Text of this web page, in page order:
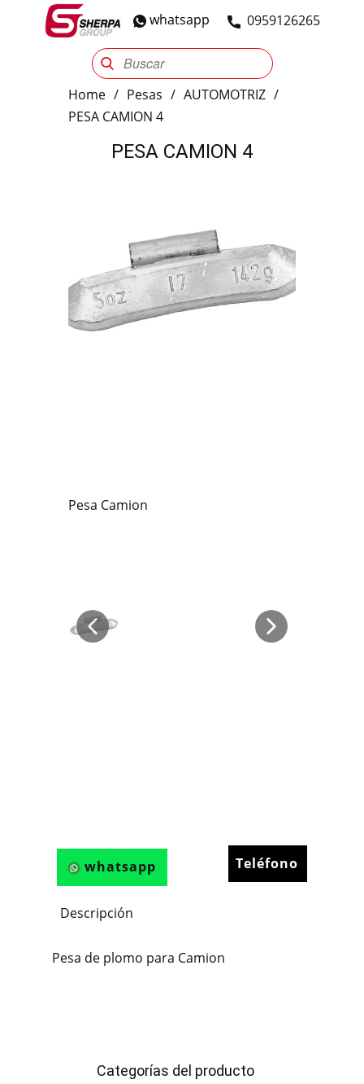
​0959126265
whatsapp
Sherpa Group Reencauche Automotriz
Home / Pesas / AUTOMOTRIZ /
PESA CAMION 4
PESA CAMION 4
Pesa Camion
whatsapp Teléfono
Descripción
Pesa de plomo para Camion
Categorías del producto